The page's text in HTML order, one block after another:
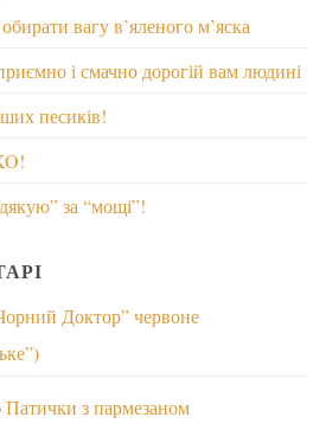
вагу в’яленого м’яска
і смачно дорогій вам людині
песиків!
за “мощі”!
Доктор” червоне
Патички з пармезаном